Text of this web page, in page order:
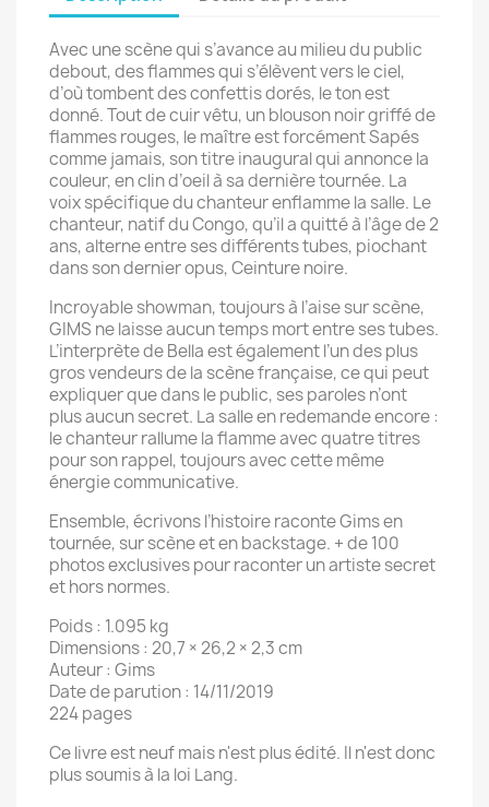
Avec une scène qui s’avance au milieu du public
debout, des flammes qui s’élèvent vers le ciel,
d’où tombent des confettis dorés, le ton est
donné. Tout de cuir vêtu, un blouson noir griffé de
flammes rouges, le maître est forcément Sapés
comme jamais, son titre inaugural qui annonce la
couleur, en clin d’oeil à sa dernière tournée. La
voix spécifique du chanteur enflamme la salle. Le
chanteur, natif du Congo, qu’il a quitté à l’âge de 2
ans, alterne entre ses différents tubes, piochant
dans son dernier opus, Ceinture noire.
Incroyable showman, toujours à l’aise sur scène,
GIMS ne laisse aucun temps mort entre ses tubes.
L’interprète de Bella est également l’un des plus
gros vendeurs de la scène française, ce qui peut
expliquer que dans le public, ses paroles n’ont
plus aucun secret. La salle en redemande encore :
le chanteur rallume la flamme avec quatre titres
pour son rappel, toujours avec cette même
énergie communicative.
Ensemble, écrivons l’histoire raconte Gims en
tournée, sur scène et en backstage. + de 100
photos exclusives pour raconter un artiste secret
et hors normes.
Poids : 1.095 kg
Dimensions : 20,7 × 26,2 × 2,3 cm
Auteur : Gims
Date de parution : 14/11/2019
224 pages
Ce livre est neuf mais n'est plus édité. Il n'est donc
plus soumis à la loi Lang.